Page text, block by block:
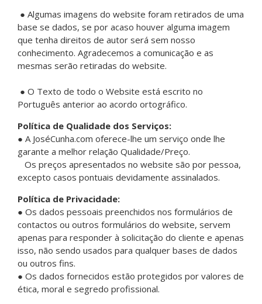
● Algumas imagens do website foram retirados de uma
base se dados, se por acaso houver alguma imagem
que tenha direitos de autor será sem nosso
conhecimento. Agradecemos a comunicação e as
mesmas serão retiradas do website.
● O Texto de todo o Website está escrito no
Português anterior ao acordo ortográfico.
Política de Qualidade dos Serviços:
● A JoséCunha.com oferece-lhe um serviço onde lhe
garante a melhor relação Qualidade/Preço.
Os preços apresentados no website são por pessoa,
excepto casos pontuais devidamente assinalados.
Política de Privacidade:
● Os dados pessoais preenchidos nos formulários de
contactos ou outros formulários do website, servem
apenas para responder à solicitação do cliente e apenas
isso, não sendo usados para qualquer bases de dados
ou outros fins.
● Os dados fornecidos estão protegidos por valores de
ética, moral e segredo profissional.